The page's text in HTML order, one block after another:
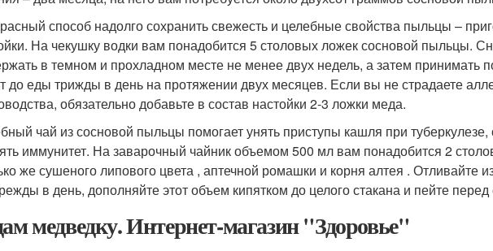
способ надолго сохранить свежесть и целебные свойства пыльцы –
На чекушку водки вам понадобится 5 столовых ложек сосновой пыльцы.
в темном и прохладном месте не менее двух недель, а затем принимать
до еды трижды в день на протяжении двух месяцев. Если вы не страдаете
обязательно добавьте в состав настойки 2-3 ложки меда.
чай из сосновой пыльцы помогает унять приступы кашля при туберкулезе,
иммунитет. На заварочный чайник объемом 500 мл вам понадобится 2
же сушеного липового цвета , аптечной ромашки и корня алтея . Отливайте
в день, дополняйте этот объем кипятком до целого стакана и пейте перед
медведку. Интернет-магазин "Здоровье"